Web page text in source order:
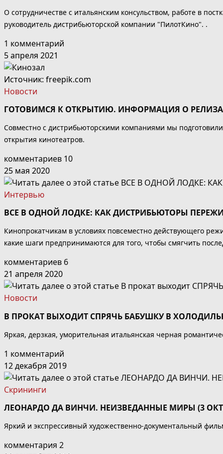
О сотрудничестве с итальянским консульством, работе в
руководитель дистрибьюторской компании "ПилотКино". .
1 комментарий
5 апреля 2021
Источник: freepik.com
Новости
ГОТОВИМСЯ К ОТКРЫТИЮ. ИНФОРМАЦИЯ О
Совместно с дистрибьюторскими компаниями мы
открытия кинотеатров.
комментариев 10
25 мая 2020
Интервью
ВСЕ В ОДНОЙ ЛОДКЕ: КАК ДИСТРИБЬЮТОРЫ
Кинопрокатчикам в условиях повсеместно действующего
какие шаги предпринимаются для того, чтобы смягчить
комментариев 6
21 апреля 2020
Новости
В ПРОКАТ ВЫХОДИТ СПРЯЧЬ БАБУШКУ В
Яркая, дерзкая, уморительная итальянская черная
1 комментарий
12 декабря 2019
Скрининги
ЛЕОНАРДО ДА ВИНЧИ. НЕИЗВЕДАННЫЕ МИРЫ (3
Яркий и экспрессивный художественно-документальный
комментария 2